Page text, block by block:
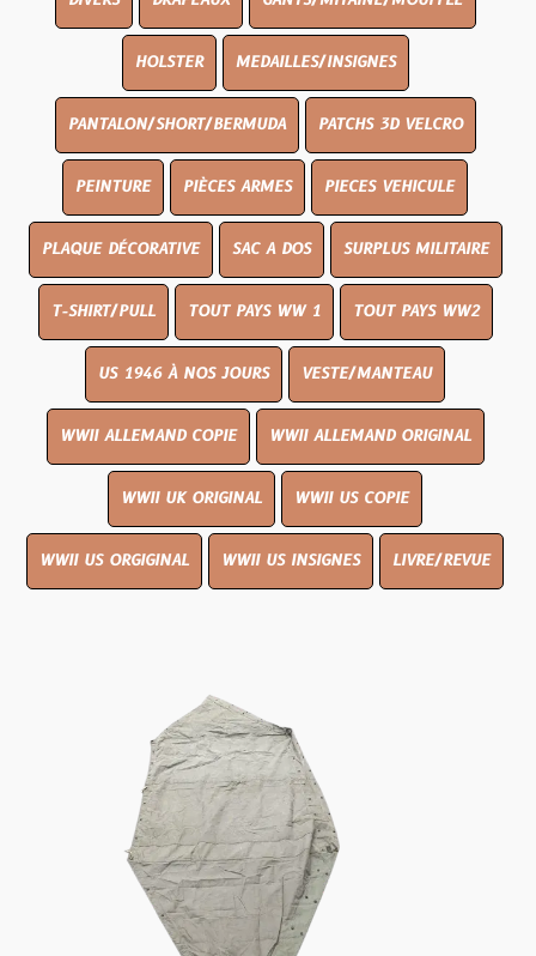
HOLSTER MEDAILLES/INSIGNES
PANTALON/SHORT/BERMUDA PATCHS 3D VELCRO
PEINTURE PIÈCES ARMES PIECES VEHICULE
PLAQUE DÉCORATIVE SAC A DOS SURPLUS MILITAIRE
T-SHIRT/PULL TOUT PAYS WW 1 TOUT PAYS WW2
US 1946 À NOS JOURS VESTE/MANTEAU
WWII ALLEMAND COPIE WWII ALLEMAND ORIGINAL
WWII UK ORIGINAL WWII US COPIE
WWII US ORGIGINAL WWII US INSIGNES LIVRE/REVUE